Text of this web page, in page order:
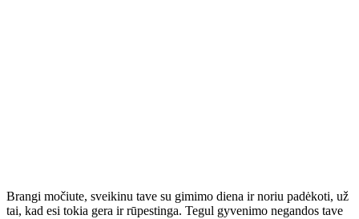
Brangi močiute, sveikinu tave su gimimo diena ir noriu padėkoti, už
tai, kad esi tokia gera ir rūpestinga. Tegul gyvenimo negandos tave